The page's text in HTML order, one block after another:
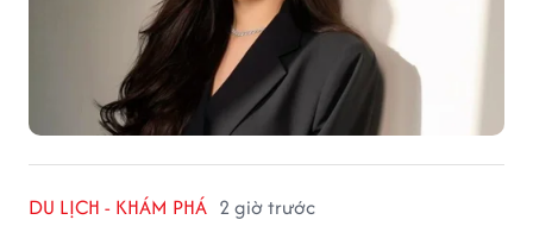
DU LỊCH - KHÁM PHÁ 2 giờ trước